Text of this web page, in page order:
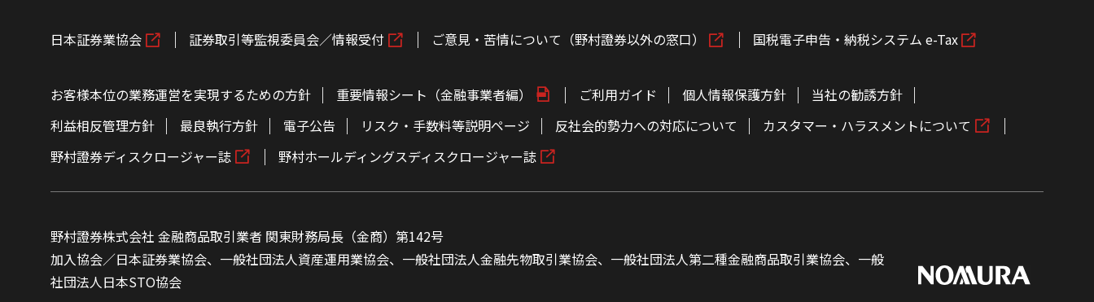
日本証券業協会 証券取引等監視委員会／情報受付 ご意見・苦情について（野村證券以外の窓口） 国税電子申告・納税システム e-Tax
お客様本位の業務運営を実現するための方針 重要情報シート（金融事業者編） ご利用ガイド 個人情報保護方針
当社の勧誘方針
利益相反管理方針
最良執行方針 電子公告 リスク・手数料等説明ページ 反社会的勢力への対応について
カスタマー・ハラスメントについて
野村證券ディスクロージャー誌
野村ホールディングスディスクロージャー誌
野村證券株式会社 金融商品取引業者 関東財務局長（金商）第142号
加入協会／日本証券業協会、一般社団法人資産運用業協会、一般社団法人金融先物取引業協会、一般社団法人第二種金融商品取引業協会、一般
社団法人日本STO協会